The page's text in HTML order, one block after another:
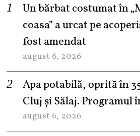
Un bărbat costumat în
coasa” a urcat pe
fost amendat
august 6, 2026
Apa potabilă, oprită în
Cluj și Sălaj.
august 6, 2026